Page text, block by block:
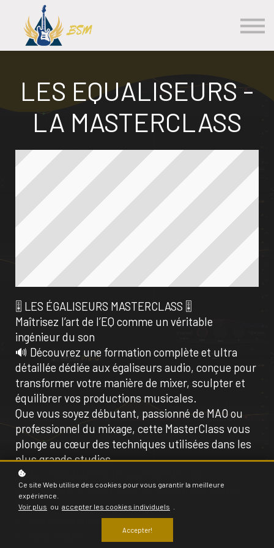
Se Connecter
LES EQUALISEURS -
LA MASTERCLASS
🎚️ LES ÉGALISEURS MASTERCLASS 🎚️
Maîtrisez l’art de l’EQ comme un véritable
ingénieur du son
🔊 Découvrez une formation complète et ultra
détaillée dédiée aux égaliseurs audio, conçue pour
transformer votre manière de mixer, sculpter et
équilibrer vos productions musicales.
Que vous soyez débutant, passionné de MAO ou
professionnel du mixage, cette MasterClass vous
plonge au cœur des techniques utilisées dans les
plus grands studios.
🎛️ AU PROGRAMME DE LA FORMATION
🎚️ Comprendre les différents types d’égaliseurs
Apprenez à maîtriser :
EQ paramétriques
Ce site Web utilise des cookies pour vous garantir la meilleure
expérience.
Voir plus ou accepter les cookies individuels
Accepter!